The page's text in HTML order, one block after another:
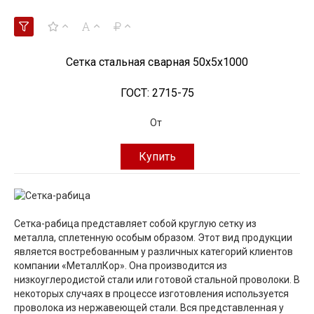
Сетка стальная сварная 50x5x1000
ГОСТ: 2715-75
От
Купить
Сетка-рабица представляет собой круглую сетку из
металла, сплетенную особым образом. Этот вид продукции
является востребованным у различных категорий клиентов
компании «МеталлКор». Она производится из
низкоуглеродистой стали или готовой стальной проволоки. В
некоторых случаях в процессе изготовления используется
проволока из нержавеющей стали. Вся представленная у